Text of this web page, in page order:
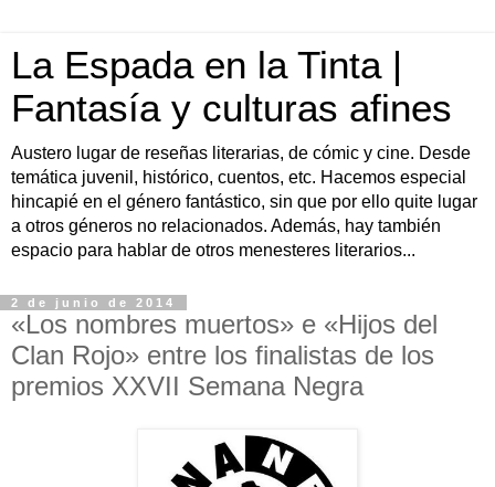
La Espada en la Tinta |
Fantasía y culturas afines
Austero lugar de reseñas literarias, de cómic y cine. Desde
temática juvenil, histórico, cuentos, etc. Hacemos especial
hincapié en el género fantástico, sin que por ello quite lugar
a otros géneros no relacionados. Además, hay también
espacio para hablar de otros menesteres literarios...
2 de junio de 2014
«Los nombres muertos» e «Hijos del
Clan Rojo» entre los finalistas de los
premios XXVII Semana Negra